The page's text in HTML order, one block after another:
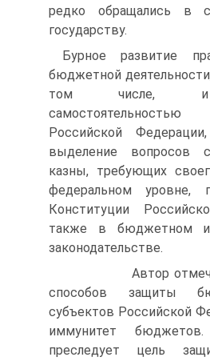
редко обращались в
государству.
Бурное развитие
бюджетной
том числе, и
Российской Федерации,
выделение вопросов
казны, требующих
федеральном уровне,
Конституции
также в бюджетном и
законодательстве.
Автор
способов защиты
субъектов Российской
иммунитет
преследует цель